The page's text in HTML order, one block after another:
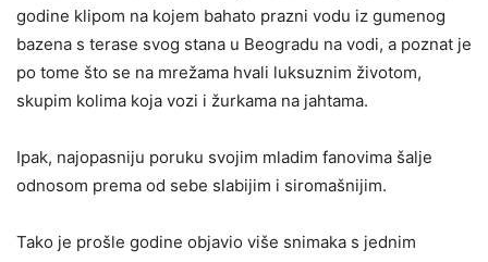
godine klipom na kojem bahato prazni vodu iz gumenog
bazena s terase svog stana u Beogradu na vodi, a poznat je
po tome što se na mrežama hvali luksuznim životom,
skupim kolima koja vozi i žurkama na jahtama.
Ipak, najopasniju poruku svojim mladim fanovima šalje
odnosom prema od sebe slabijim i siromašnijim.
Tako je prošle godine objavio više snimaka s jednim